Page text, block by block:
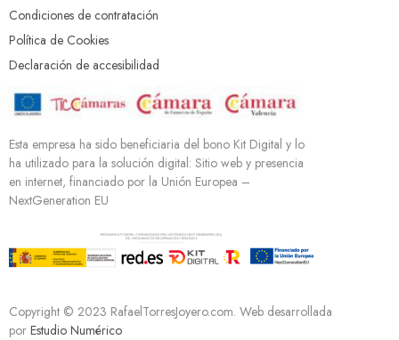
Condiciones de contratación
Política de Cookies
Declaración de accesibilidad
Esta empresa ha sido beneficiaria del bono Kit Digital y lo
ha utilizado para la solución digital: Sitio web y presencia
en internet, financiado por la Unión Europea –
NextGeneration EU
Copyright © 2023 RafaelTorresJoyero.com. Web desarrollada
por Estudio Numérico